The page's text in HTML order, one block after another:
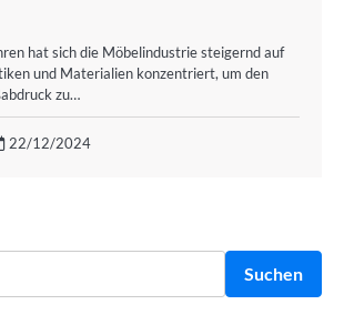
hat sich die Möbelindustrie steigernd auf
und Materialien konzentriert, um den
zu…
22/12/2024
Suchen